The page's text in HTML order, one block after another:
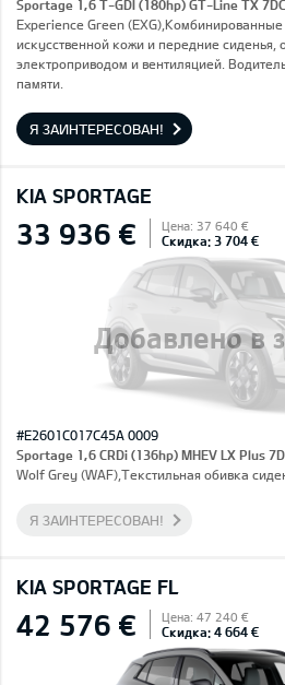
Sportage 1,6 T-GDI (180hp) GT-Line TX
Experience Green
искусственной кожи и передние
электроприводом и вентиляцией.
памяти.
Я ЗАИНТЕРЕСОВАН!
KIA SPORTAGE
Добавлено в
33 936 € Цена: 37 640 €
Скидка: 3 704 €
#E2601C017C45A 0009
Sportage 1,6 CRDi (136hp) MHEV LX Plus
Wolf Grey (WAF),Текстильная обивка
Я ЗАИНТЕРЕСОВАН!
KIA SPORTAGE FL
42 576 € Цена: 47 240 €
Скидка: 4 664 €